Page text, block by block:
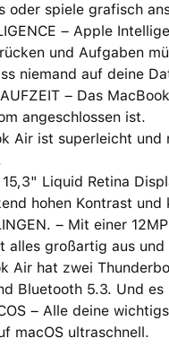
oder spiele grafisch
– Apple
und Aufgaben
niemand auf deine
– Das
angeschlossen ist.
Air ist superleicht
15,3" Liquid Retina
hohen Kontrast
– Mit einer
alles großartig aus
Air hat zwei
Bluetooth 5.3. Und
– Alle deine
macOS ultraschnell.